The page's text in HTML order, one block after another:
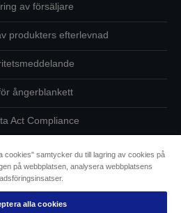
av försäljare
produkters efterlevnad
ångerblankett
Act Compliance
angående dina uppgifter
om cookies
avseende tillgänglighet
cookies" samtycker du till lagring av cookies på
på webbplatsen, analysera webbplatsens
alla cookies